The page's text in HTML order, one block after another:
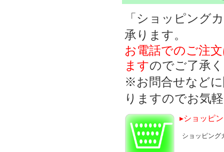
「ショッピング
承ります。
お電話でのご注
ますのでご了承
※お問合せなどに
りますのでお気
▸ショッピ
ショッピング